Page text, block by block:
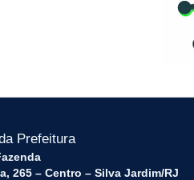
Prefeitura
265 – Centro – Silva Jardim/RJ